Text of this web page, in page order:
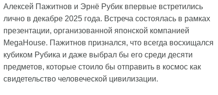
Алексей Пажитнов и Эрнё Рубик впервые встретились
лично в декабре 2025 года. Встреча состоялась в рамках
презентации, организованной японской компанией
MegaHouse. Пажитнов признался, что всегда восхищался
кубиком Рубика и даже выбрал бы его среди десяти
предметов, которые стоило бы отправить в космос как
свидетельство человеческой цивилизации.